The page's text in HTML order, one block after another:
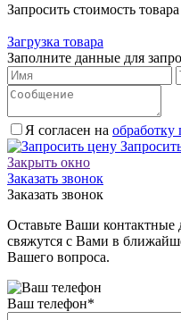
Запросить стоимость товара
Загрузка товара
Заполните данные для
Я согласен на
Закрыть окно
Заказать звонок
Заказать звонок
Оставьте Ваши
свяжутся с Вами в
Вашего вопроса.
Ваш телефон*